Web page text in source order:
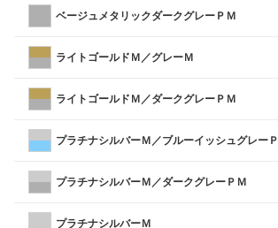
ベージュメタリックダークグレーＰＭ
ライトゴールドＭ／グレーＭ
ライトゴールドＭ／ダークグレーＰＭ
プラチナシルバーＭ／ブルーイッシュグレーＰ
プラチナシルバーＭ／ダークグレーＰＭ
プラチナシルバーＭ